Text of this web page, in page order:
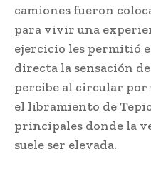
camiones fueron
para vivir una
ejercicio les permitió
directa la sensación
percibe al circular por
el libramiento de
principales donde la
suele ser elevada.